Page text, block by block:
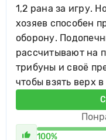
1,2 рана за игру.
хозяев способен
оборону.
рассчитывают на
трибуны и своё
чтобы взять верх
100%